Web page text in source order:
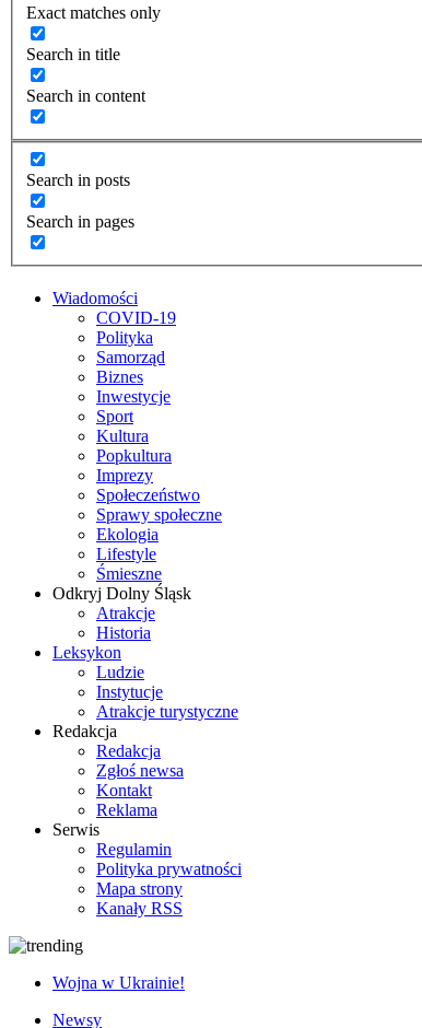
Exact matches only
Search in title
Search in content
Search in posts
Search in pages
Wiadomości
COVID-19
Polityka
Samorząd
Biznes
Inwestycje
Sport
Kultura
Popkultura
Imprezy
Społeczeństwo
Sprawy społeczne
Ekologia
Lifestyle
Śmieszne
Odkryj Dolny Śląsk
Atrakcje
Historia
Leksykon
Ludzie
Instytucje
Atrakcje turystyczne
Redakcja
Redakcja
Zgłoś newsa
Kontakt
Reklama
Serwis
Regulamin
Polityka prywatności
Mapa strony
Kanały RSS
Wojna w Ukrainie!
Newsy